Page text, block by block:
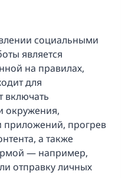
социальными
является
на правилах,
для
включать
окружения,
приложений, прогрев
а также
— например,
отправку личных